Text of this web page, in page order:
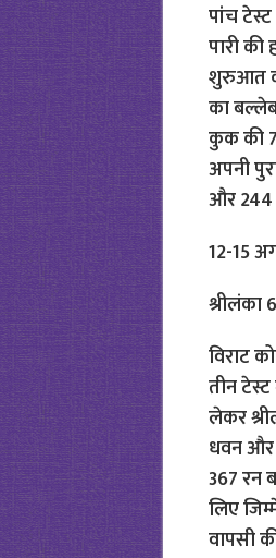
पांच
पारी
शुरुआत
का
कुक की
अपनी
और 244
12-15
श्रीलंका
विराट
तीन
लेकर
धवन और
367 रन
लिए
वापसी